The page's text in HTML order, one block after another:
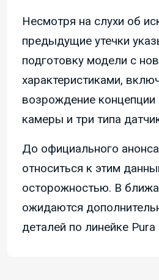
Несмотря на слухи об
предыдущие утечки
подготовку модели с
характеристиками,
возрождение
камеры и три типа
До официального
относиться к этим
осторожностью. В
ожидаются
деталей по линейке Pura